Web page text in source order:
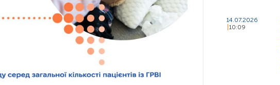
14.07.2026
10:09